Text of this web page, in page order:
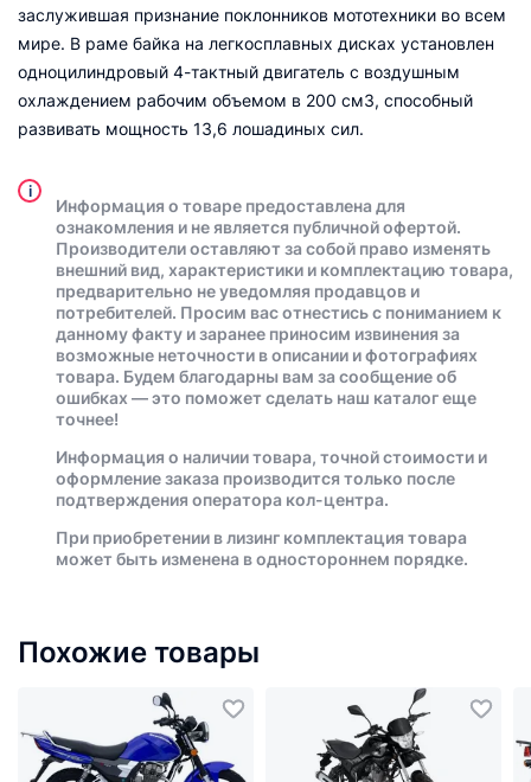
заслужившая признание поклонников мототехники во всем
мире. В раме байка на легкосплавных дисках установлен
одноцилиндровый 4-тактный двигатель с воздушным
охлаждением рабочим объемом в 200 см3, способный
развивать мощность 13,6 лошадиных сил.
i
Информация о товаре предоставлена для
ознакомления и не является публичной офертой.
Производители оставляют за собой право изменять
внешний вид, характеристики и комплектацию товара,
предварительно не уведомляя продавцов и
потребителей. Просим вас отнестись с пониманием к
данному факту и заранее приносим извинения за
возможные неточности в описании и фотографиях
товара. Будем благодарны вам за сообщение об
ошибках — это поможет сделать наш каталог еще
точнее!
Информация о наличии товара, точной стоимости и
оформление заказа производится только после
подтверждения оператора кол-центра.
При приобретении в лизинг комплектация товара
может быть изменена в одностороннем порядке.
Похожие товары